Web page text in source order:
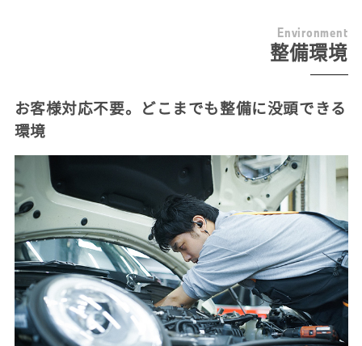
Environment
整備環境
お客様対応不要。どこまでも整備に没頭できる
環境